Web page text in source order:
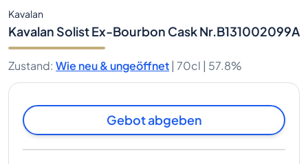
Kavalan
Kavalan Solist Ex-Bourbon Cask Nr.B131002099A
Zustand: Wie neu & ungeöffnet | 70cl | 57.8%
Gebot abgeben